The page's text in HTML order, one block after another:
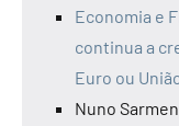
Economia e
continua a
Euro ou
Nuno